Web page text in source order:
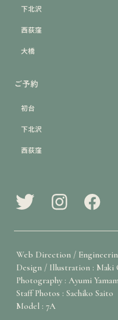
下北沢
西荻窪
大橋
ご予約
初台
下北沢
西荻窪
Web Direction /
Design / Illustration : Maki
Photography : Ayumi
Staff Photos : Sachiko Saito
Model : 7A